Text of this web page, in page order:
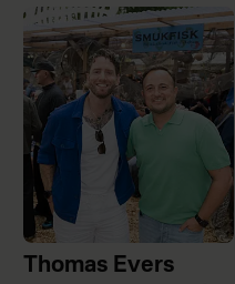
Thomas Evers